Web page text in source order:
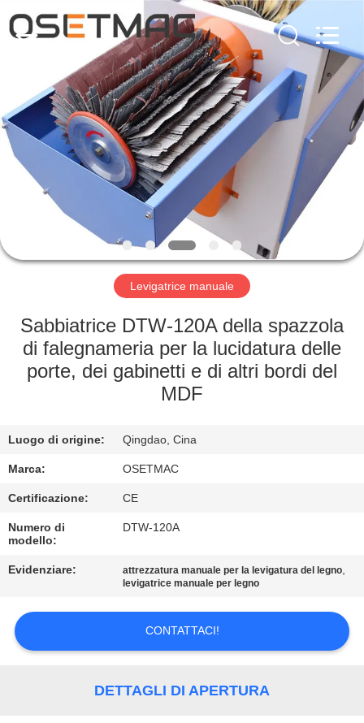
CASA
PRODOTTI
MANIFESTAZIONE
VR
NOI
GIRO
CONTROLLO
DI
QUALITÀ
CONTATTICI
RICHIEDA
UNA
CITAZIONE
2026
QINGDAO
OSET
Reserved.
Levigatrice manuale
Sabbiatrice DTW-120A della spazzola
di falegnameria per la lucidatura delle
porte, dei gabinetti e di altri bordi del
MDF
Luogo di origine: Qingdao, Cina
Marca: OSETMAC
Certificazione: CE
Numero di
modello:
DTW-120A
Evidenziare: attrezzatura manuale per la levigatura del legno,
levigatrice manuale per legno
CONTATTACI!
DETTAGLI DI APERTURA